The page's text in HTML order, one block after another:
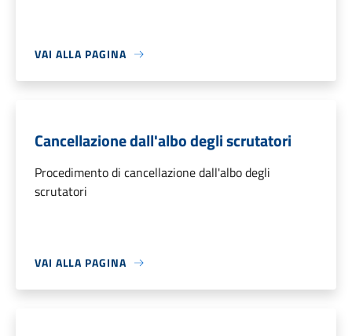
VAI ALLA PAGINA
Cancellazione dall'albo degli scrutatori
Procedimento di cancellazione dall'albo degli
scrutatori
VAI ALLA PAGINA